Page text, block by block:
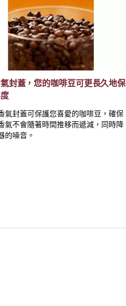
封蓋，您的咖啡豆可更長久地保
氣封蓋可保護您喜愛的咖啡豆，確保
氣不會隨著時間推移而遞減，同時降
的噪音。